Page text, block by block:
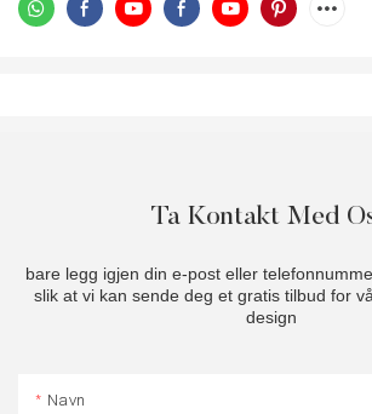
Ta Kontakt Med
bare legg igjen din e-post eller
slik at vi kan sende deg et gratis tilbud for
design
Navn